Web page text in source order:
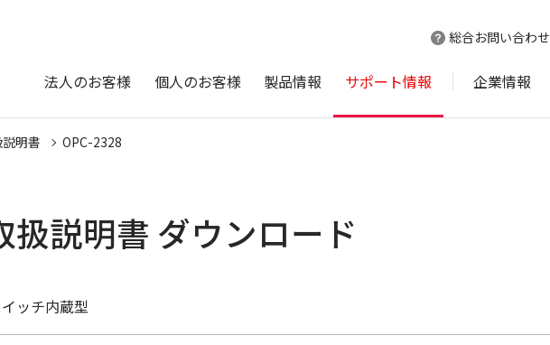
総合お問い合わせ
法人のお客様 個人のお客様 製品情報 サポート情報 企業情報
明書 OPC-2328
扱説明書 ダウンロード
ッチ内蔵型